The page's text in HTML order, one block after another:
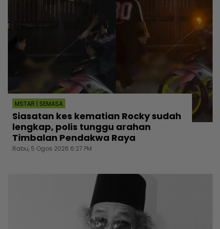
MSTAR | SEMASA
Siasatan kes kematian Rocky sudah
lengkap, polis tunggu arahan
Timbalan Pendakwa Raya
Rabu, 5 Ogos 2026 6:27 PM